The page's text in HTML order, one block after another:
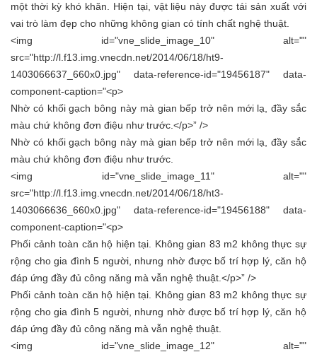
một thời kỳ khó khăn. Hiện tại, vật liệu này được tái sản xuất với
vai trò làm đẹp cho những không gian có tính chất nghệ thuật.
<img id="vne_slide_image_10" alt=""
src="http://l.f13.img.vnecdn.net/2014/06/18/ht9-
1403066637_660x0.jpg" data-reference-id="19456187" data-
component-caption="<p>
Nhờ có khối gạch bông này mà gian bếp trở nên mới lạ, đầy sắc
màu chứ không đơn điệu như trước.</p>” />
Nhờ có khối gạch bông này mà gian bếp trở nên mới lạ, đầy sắc
màu chứ không đơn điệu như trước.
<img id="vne_slide_image_11" alt=""
src="http://l.f13.img.vnecdn.net/2014/06/18/ht3-
1403066636_660x0.jpg" data-reference-id="19456188" data-
component-caption="<p>
Phối cảnh toàn căn hộ hiện tại. Không gian 83 m2 không thực sự
rộng cho gia đình 5 người, nhưng nhờ được bố trí hợp lý, căn hộ
đáp ứng đầy đủ công năng mà vẫn nghệ thuật.</p>” />
Phối cảnh toàn căn hộ hiện tại. Không gian 83 m2 không thực sự
rộng cho gia đình 5 người, nhưng nhờ được bố trí hợp lý, căn hộ
đáp ứng đầy đủ công năng mà vẫn nghệ thuật.
<img id="vne_slide_image_12" alt=""